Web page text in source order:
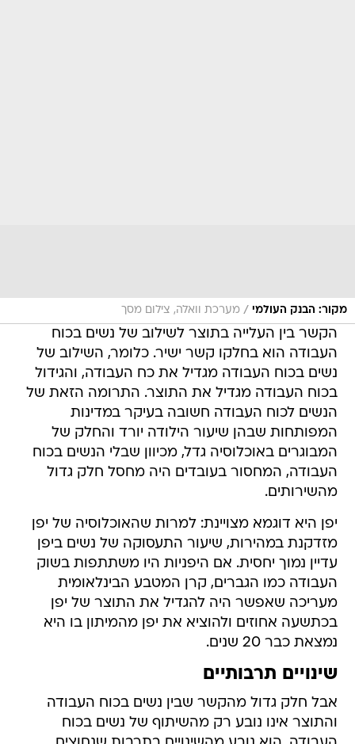
מקור: הבנק העולמי / מערכת וואלה, צילום מסך
הקשר בין העלייה בתוצר לשילוב של נשים בכוח
העבודה הוא בחלקו קשר ישיר. כלומר, השילוב של
נשים בכוח העבודה מגדיל את כח העבודה, והגידול
בכוח העבודה מגדיל את התוצר. התרומה הזאת של
הנשים לכוח העבודה חשובה בעיקר במדינות
המפותחות שבהן שיעור הילודה יורד והחלק של
המבוגרים באוכלוסיה גדל, מכיוון שבלי הנשים בכוח
העבודה, המחסור בעובדים היה מחסל חלק גדול
מהשירותים.
יפן היא דוגמא מצויינת: למרות שהאוכלוסיה של יפן
מזדקנת במהירות, שיעור התעסוקה של נשים ביפן
עדיין נמוך יחסית. אם היפניות היו משתתפות בשוק
העבודה כמו הגברים, קרן המטבע הבינלאומית
מעריכה שאפשר היה להגדיל את התוצר של יפן
בכתשעה אחוזים ולהוציא את יפן מהמיתון בו היא
נמצאת כבר 20 שנים.
שינויים תרבותיים
אבל חלק גדול מהקשר שבין נשים בכוח העבודה
והתוצר אינו נובע רק מהשיתוף של נשים בכוח